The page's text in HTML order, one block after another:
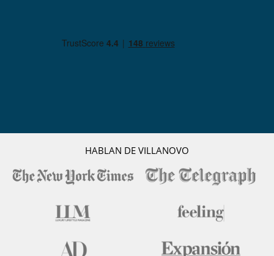
HABLAN DE VILLANOVO